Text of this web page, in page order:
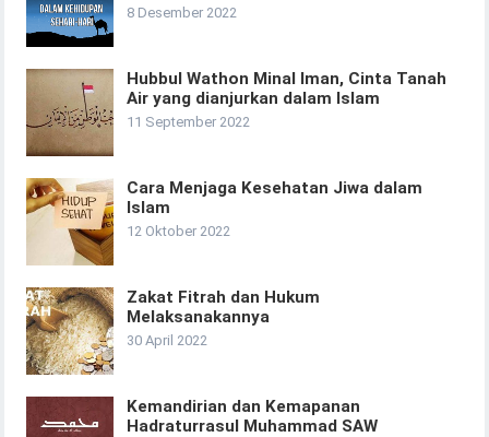
8 Desember 2022
Hubbul Wathon Minal Iman, Cinta Tanah
Air yang dianjurkan dalam Islam
11 September 2022
Cara Menjaga Kesehatan Jiwa dalam
Islam
12 Oktober 2022
Zakat Fitrah dan Hukum
Melaksanakannya
30 April 2022
Kemandirian dan Kemapanan
Hadraturrasul Muhammad SAW